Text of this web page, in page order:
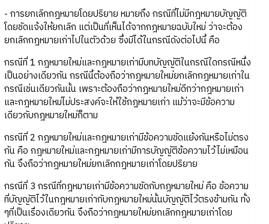
- การยกเลิกกฎหมายโดยปริยาย หมายถึง กรณีที่ไม่มีกฎหมายบัญญัติ
โดยชัดแจ้งให้ยกเลิก แต่เป็นที่เห็นได้จากกฎหมายฉบับใหม่ ว่าจะต้อง
ยกเลิกกฎหมายเก่าไปในตัวด้วย ซึ่งมีได้ในกรณีดังต่อไปนี้ คือ
กรณีที่ 1 กฎหมายใหม่และกฎหมายเก่ามีบทบัญญัติในกรณีใดกรณีหนึ่ง
เป็นอย่างเดียวกัน กรณีนี้ต้องถือว่ากฎหมายใหม่ยกเลิกกฎหมายเก่าใน
กรณีเช่นเดียวกันนั้น เพราะต้องถือว่ากฎหมายใหม่ดีกว่ากฎหมายเก่า
และกฎหมายใหม่ไม่ประสงค์จะให้ใช้กฎหมายเก่า แม้ว่าจะมีข้อความ
เดียวกับกฎหมายใหม่ก็ตาม
กรณีที่ 2 กฎหมายใหม่และกฎหมายเก่ามีข้อความขัดแย้งกันหรือไม่ตรง
กัน คือ กฎหมายใหม่และกฎหมายเก่ามีการบัญญัติข้อความไว้ไม่เหมือน
กัน จึงถือว่ากฎหมายใหม่ยกเลิกกฎหมายเก่าโดยปริยาย
กรณีที่ 3 กรณีที่กฎหมายเก่ามีข้อความขัดกับกฎหมายใหม่ คือ ข้อความ
ที่บัญญัติไว้ในกฎหมายเก่ากับกฎหมายใหม่นั้นบัญญัติไว้ตรงข้ามกัน ทั้ง
ๆที่เป็นเรื่องเดียวกัน จึงถือว่ากฎหมายใหม่ยกเลิกกฎหมายเก่าโดย